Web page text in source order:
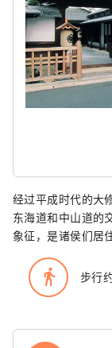
经过平成时代的大
东海道和中山道的
象征，是诸侯们居
directions_walk 步行